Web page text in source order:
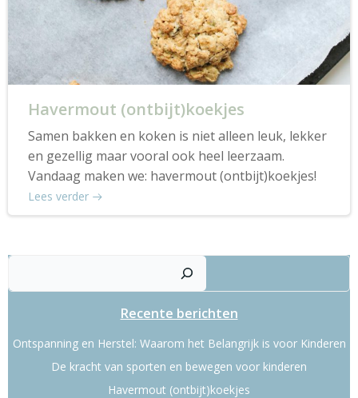
Havermout (ontbijt)koekjes
Samen bakken en koken is niet alleen leuk, lekker
en gezellig maar vooral ook heel leerzaam.
Vandaag maken we: havermout (ontbijt)koekjes!
Lees verder
Recente berichten
Ontspanning en Herstel: Waarom het Belangrijk is voor Kinderen
De kracht van sporten en bewegen voor kinderen
Havermout (ontbijt)koekjes